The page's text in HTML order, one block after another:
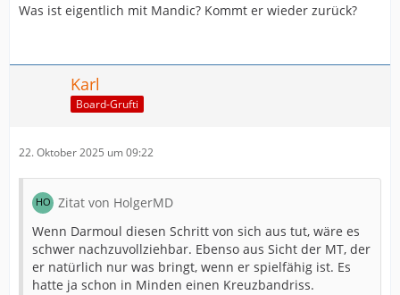
Was ist eigentlich mit Mandic? Kommt er wieder zurück?
Karl
Board-Grufti
22. Oktober 2025 um 09:22
Zitat von HolgerMD
Wenn Darmoul diesen Schritt von sich aus tut, wäre es
schwer nachzuvollziehbar. Ebenso aus Sicht der MT, der
er natürlich nur was bringt, wenn er spielfähig ist. Es
hatte ja schon in Minden einen Kreuzbandriss.